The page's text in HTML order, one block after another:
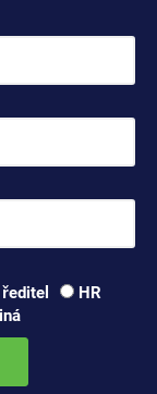
HR